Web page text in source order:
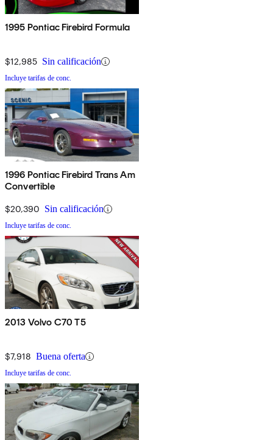
1995 Pontiac Firebird Formula
$12,985 Sin calificación
Incluye tarifas de conc.
1996 Pontiac Firebird Trans Am
Convertible
$20,390 Sin calificación
Incluye tarifas de conc.
2013 Volvo C70 T5
$7,918 Buena oferta
Incluye tarifas de conc.